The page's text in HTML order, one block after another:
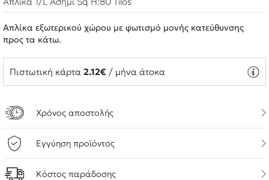
Απλίκα εξωτερικού χώρου με φωτισμό μονής κατεύθυνσης
προς τα κάτω.
Πιστωτική κάρτα 2.12€ / μήνα άτοκα
Χρόνος αποστολής
Εγγύηση προϊόντος
Κόστος παράδοσης